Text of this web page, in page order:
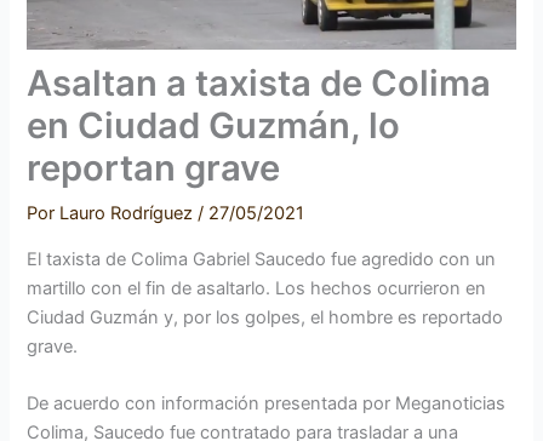
Asaltan a taxista de Colima
en Ciudad Guzmán, lo
reportan grave
Por Lauro Rodríguez/ 27/05/2021
El taxista de Colima Gabriel Saucedo fue agredido con un
martillo con el fin de asaltarlo. Los hechos ocurrieron en
Ciudad Guzmán y, por los golpes, el hombre es reportado
grave.
De acuerdo con información presentada por Meganoticias
Colima, Saucedo fue contratado para trasladar a una